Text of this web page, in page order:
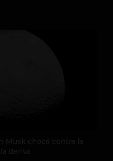
Musk chocó contra la
deriva